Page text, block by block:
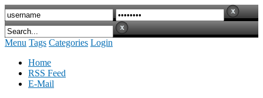
Menu Tags Categories Login
Home
RSS Feed
E-Mail